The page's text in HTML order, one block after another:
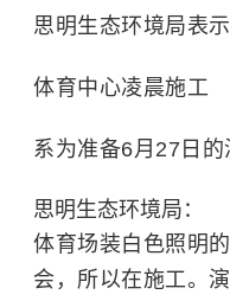
思明生态环境局表示
体育中心凌晨施工
系为准备6月27日的
思明生态环境局：
体育场装白色照明
会，所以在施工。